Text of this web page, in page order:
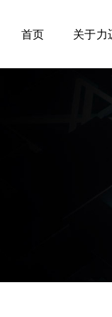
首页 关于力